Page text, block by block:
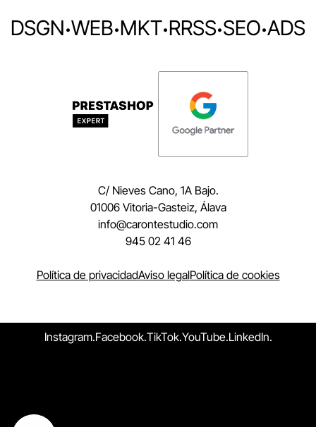
DSGN·WEB·MKT·RRSS·SEO·ADS
C/ Nieves Cano, 1A Bajo.
01006 Vitoria-Gasteiz, Álava
moc.oidutsetnorac@ofni
945 02 41 46
Política de privacidadAviso legalPolítica de cookies
Instagram.Facebook.TikTok.YouTube.LinkedIn.